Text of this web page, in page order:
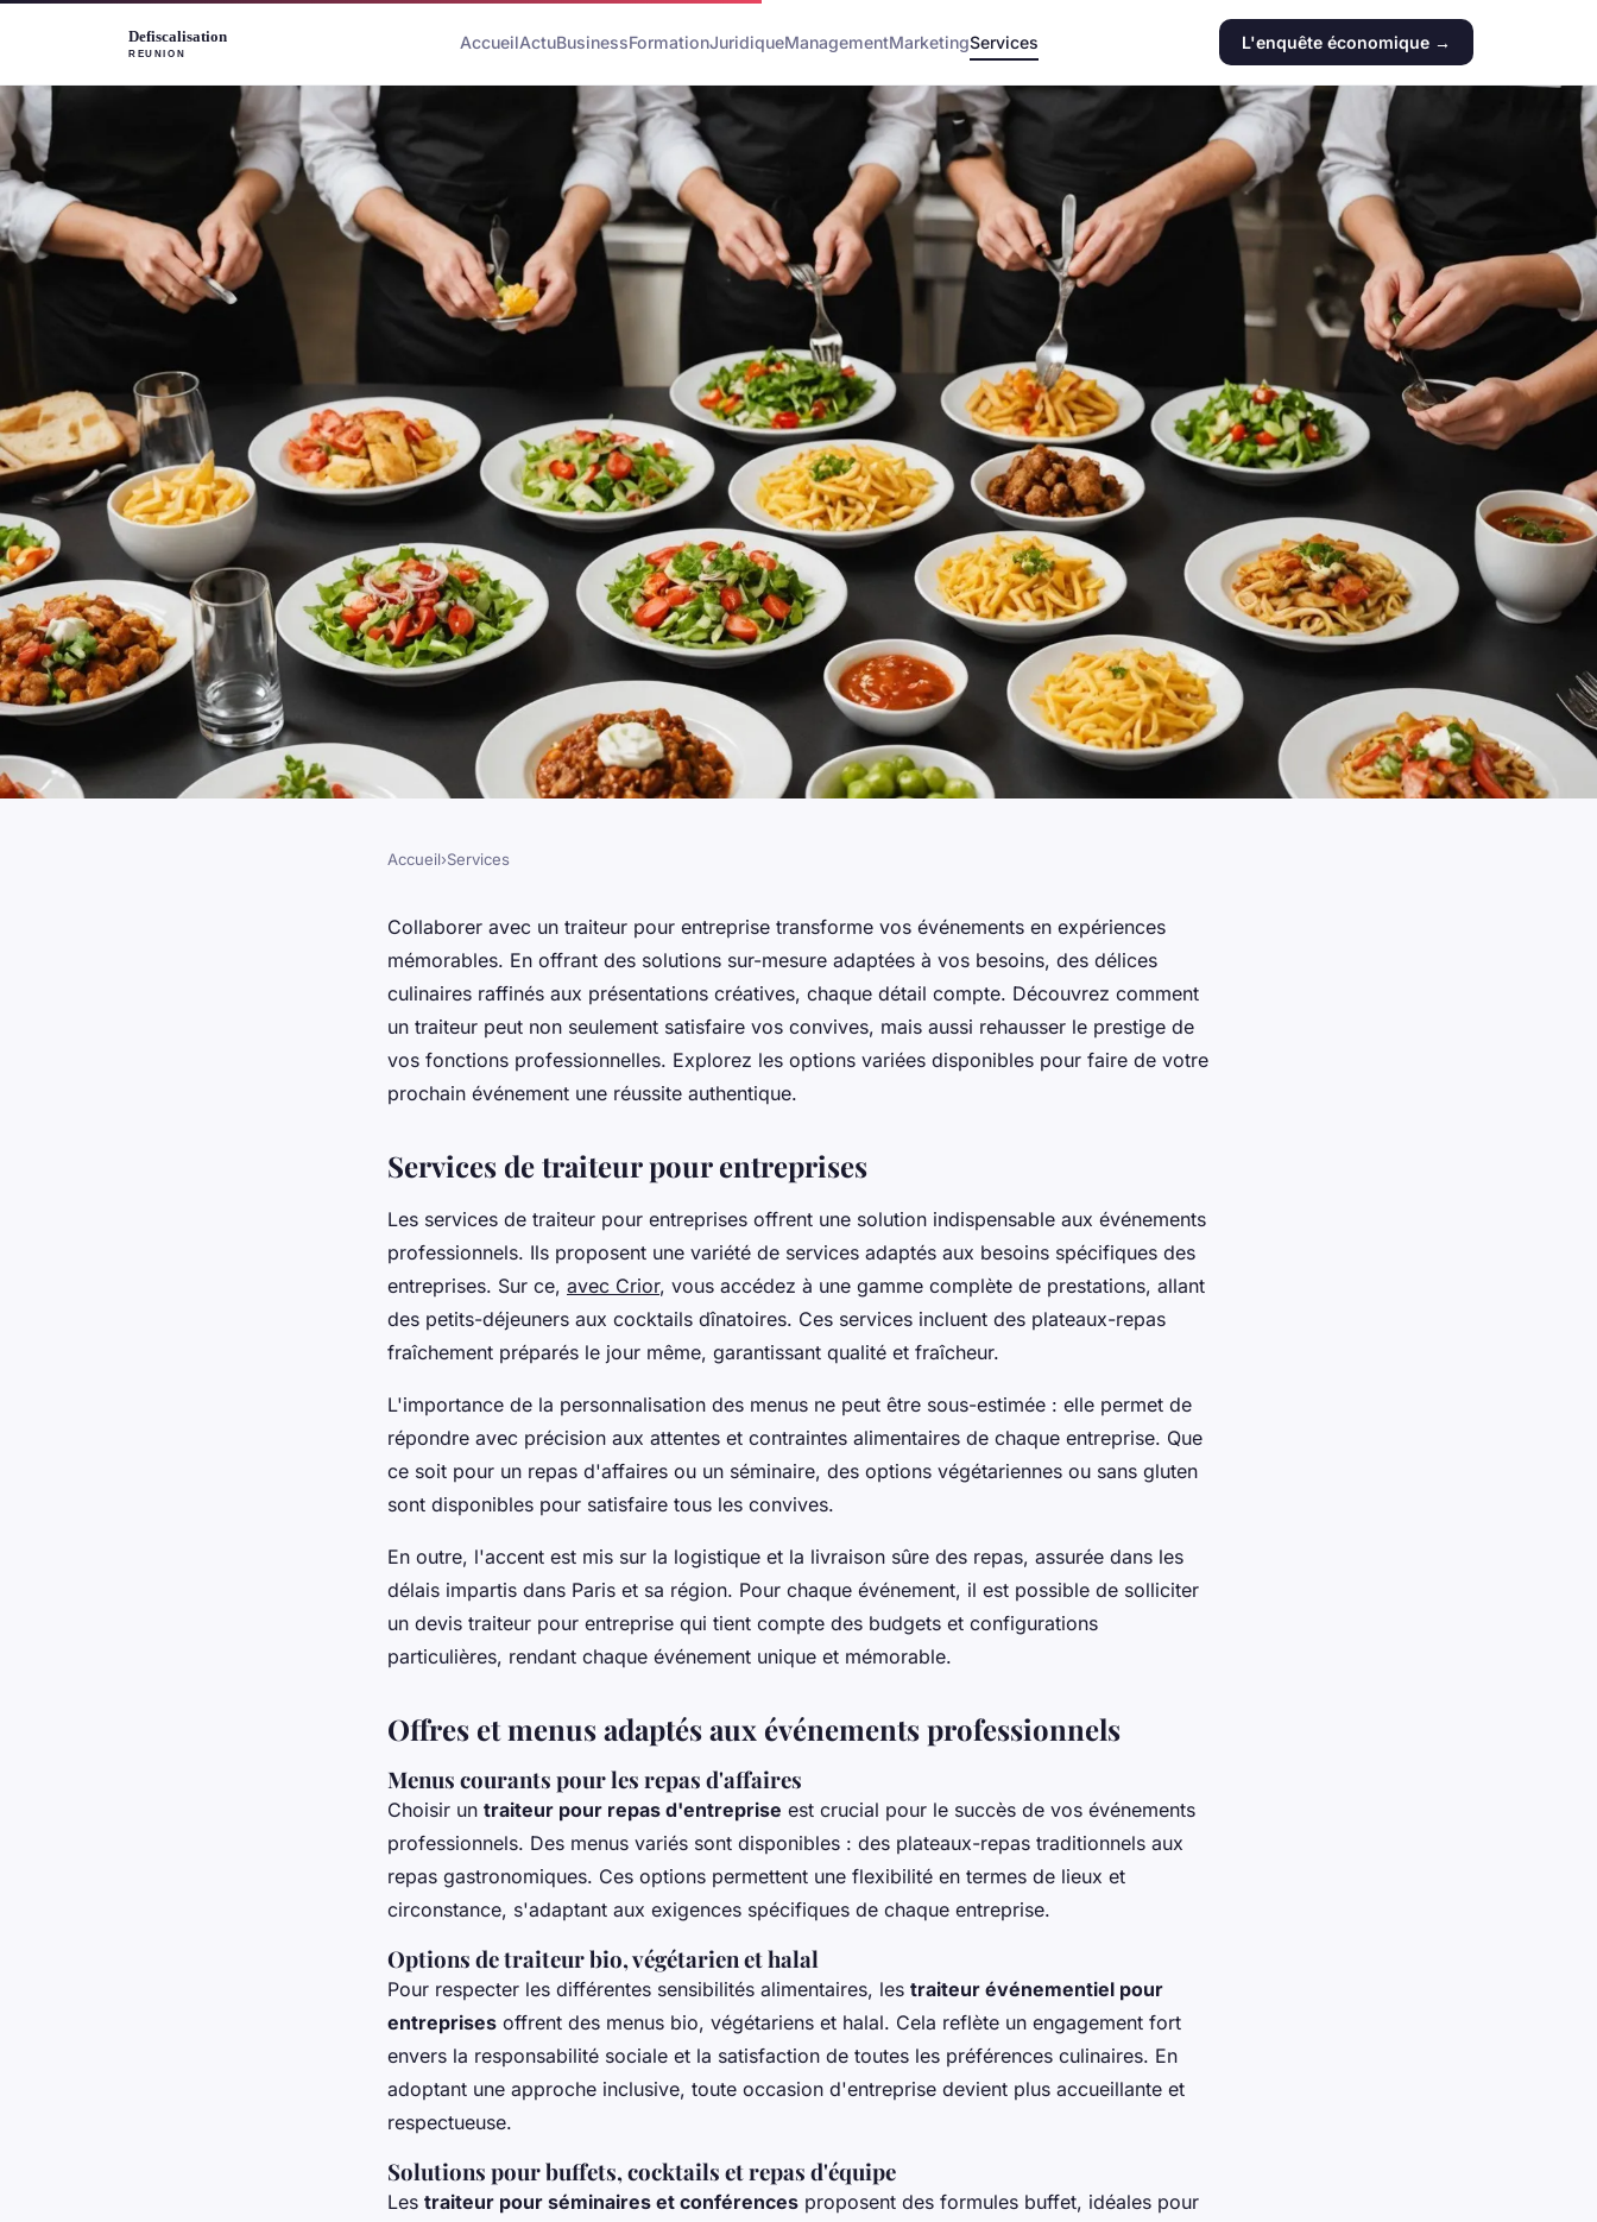
AccueilActuBusinessFormationJuridiqueManagementMarketingServices L'enquête économique →
Traiteur pour entreprise : des
solutions variées et sur-mesure
Accueil›Services
Collaborer avec un traiteur pour entreprise transforme vos événements en expériences
mémorables. En offrant des solutions sur-mesure adaptées à vos besoins, des délices
culinaires raffinés aux présentations créatives, chaque détail compte. Découvrez comment
un traiteur peut non seulement satisfaire vos convives, mais aussi rehausser le prestige de
vos fonctions professionnelles. Explorez les options variées disponibles pour faire de votre
prochain événement une réussite authentique.
Services de traiteur pour entreprises
Les services de traiteur pour entreprises offrent une solution indispensable aux événements
professionnels. Ils proposent une variété de services adaptés aux besoins spécifiques des
entreprises. Sur ce, avec Crior, vous accédez à une gamme complète de prestations, allant
des petits-déjeuners aux cocktails dînatoires. Ces services incluent des plateaux-repas
fraîchement préparés le jour même, garantissant qualité et fraîcheur.
L'importance de la personnalisation des menus ne peut être sous-estimée : elle permet de
répondre avec précision aux attentes et contraintes alimentaires de chaque entreprise. Que
ce soit pour un repas d'affaires ou un séminaire, des options végétariennes ou sans gluten
sont disponibles pour satisfaire tous les convives.
En outre, l'accent est mis sur la logistique et la livraison sûre des repas, assurée dans les
délais impartis dans Paris et sa région. Pour chaque événement, il est possible de solliciter
un devis traiteur pour entreprise qui tient compte des budgets et configurations
particulières, rendant chaque événement unique et mémorable.
Offres et menus adaptés aux événements professionnels
Menus courants pour les repas d'affaires
Choisir un traiteur pour repas d'entreprise est crucial pour le succès de vos événements
professionnels. Des menus variés sont disponibles : des plateaux-repas traditionnels aux
repas gastronomiques. Ces options permettent une flexibilité en termes de lieux et
circonstance, s'adaptant aux exigences spécifiques de chaque entreprise.
Options de traiteur bio, végétarien et halal
Pour respecter les différentes sensibilités alimentaires, les traiteur événementiel pour
entreprises offrent des menus bio, végétariens et halal. Cela reflète un engagement fort
envers la responsabilité sociale et la satisfaction de toutes les préférences culinaires. En
adoptant une approche inclusive, toute occasion d'entreprise devient plus accueillante et
respectueuse.
Solutions pour buffets, cocktails et repas d'équipe
Les traiteur pour séminaires et conférences proposent des formules buffet, idéales pour